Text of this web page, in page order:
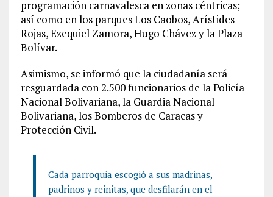
programación carnavalesca en zonas céntricas;
así como en los parques Los Caobos, Arístides
Rojas, Ezequiel Zamora, Hugo Chávez y la Plaza
Bolívar.
Asimismo, se informó que la ciudadanía será
resguardada con 2.500 funcionarios de la Policía
Nacional Bolivariana, la Guardia Nacional
Bolivariana, los Bomberos de Caracas y
Protección Civil.
Cada parroquia escogió a sus madrinas,
padrinos y reinitas, que desfilarán en el